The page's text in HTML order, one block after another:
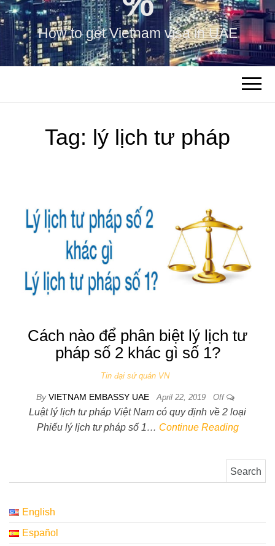
How to get Vietnam visa in UAE
Tag: lý lịch tư pháp
Cách nào để phân biệt lý lịch tư
pháp số 2 khác gì số 1?
Tin đại sứ quán VN
By VIETNAM EMBASSY UAE April 22, 2019 Off
Luật lý lịch tư pháp Việt Nam có quy định về 2 loại
Phiếu lý lịch tư pháp số 1… Continue Reading
English
Español